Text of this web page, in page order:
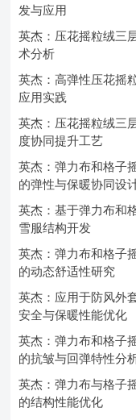
发与应用
英杰：压花摇粒绒三
术分析
英杰：高弹性压花摇
应用实践
英杰：压花摇粒绒三
度协同提升工艺
英杰：弹力布和格子
的弹性与保暖协同设
英杰：基于弹力布和
雪服结构开发
英杰：弹力布和格子
的动态舒适性研究
英杰：应用于防风外
安全与保暖性能优化
英杰：弹力布和格子
的抗皱与回弹特性分
英杰：弹力布与格子
的结构性能优化